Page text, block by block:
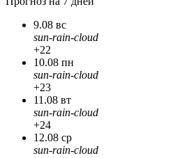
9.08 вс
sun-rain-cloud
+22
10.08 пн
sun-rain-cloud
+23
11.08 вт
sun-rain-cloud
+24
12.08 ср
sun-rain-cloud